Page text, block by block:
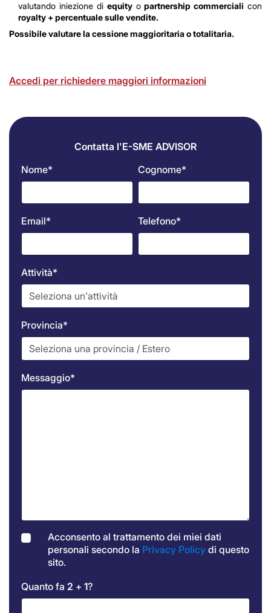
valutando iniezione di equityopartnership commerciali con
royalty + percentuale sulle vendite.
Possibile valutare la cessione maggioritaria o totalitaria.
Accedi per richiedere maggiori informazioni
Contatta l'E-SME ADVISOR
Nome*
Cognome*
Email* Telefono*
Attività*
Provincia*
Messaggio*
Acconsento al trattamento dei miei dati
personali secondo la Privacy Policy di questo
sito.
Quanto fa 2 + 1?